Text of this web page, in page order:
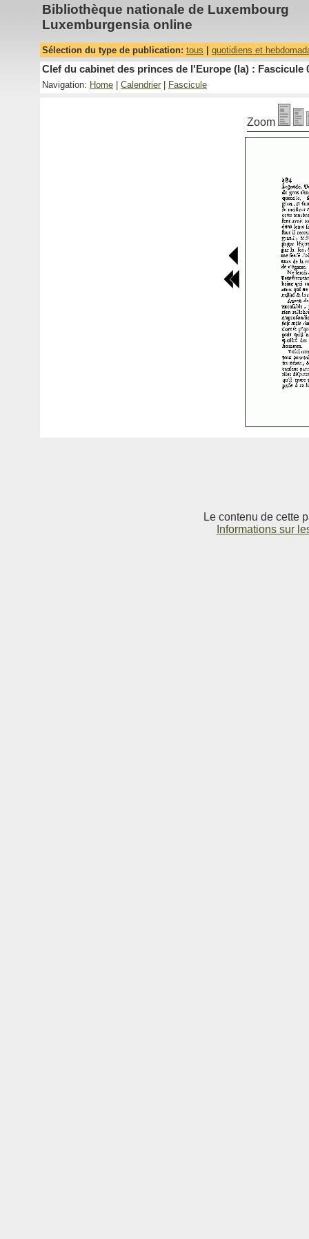
Bibliothèque nationale de Luxembourg
Luxemburgensia online
Sélection du type de publication: tous quotidiens et
Clef du cabinet des princes de l'Europe (la) : Fascicule
Navigation: Home Calendrier Fascicule
Zoom
Le contenu de cette
Informations sur